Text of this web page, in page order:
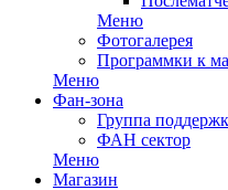
Меню
Фотогалерея
Программки к
Меню
Фан-зона
Группа
ФАН сектор
Меню
Магазин